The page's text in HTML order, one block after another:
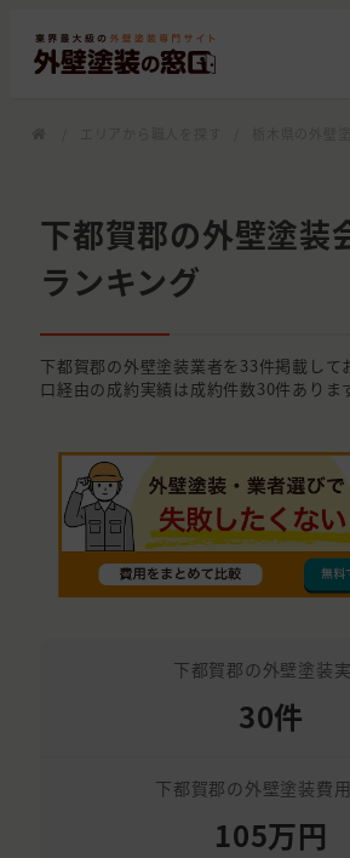
下都賀郡の外壁塗装
ランキング
下都賀郡の外壁塗装業者を33件掲載して
口経由の成約実績は成約件数30件ありま
下都賀郡の外壁塗装
30件
下都賀郡の外壁塗装費
105万円